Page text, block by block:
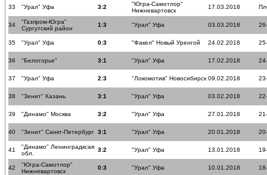
33 "Урал" Уфа 3:2
"Югра-Самотлор"
Нижневартовск
17.03.2018
34
"Газпром-Югра"
Сургутский район
1:3 "Урал" Уфа 03.03.2018
35 "Урал" Уфа 0:3 "Факел" Новый Уренгой 24.02.2018
36 "Белогорье" 3:1 "Урал" Уфа 17.02.2018
37 "Урал" Уфа 2:3 "Локомотив" Новосибирск 09.02.2018
38 "Зенит" Казань 3:1 "Урал" Уфа 03.02.2018
39 "Динамо" Москва 3:2 "Урал" Уфа 27.01.2018
40 "Зенит" Санкт-Петербург 3:1 "Урал" Уфа 20.01.2018
41
"Динамо" Ленинградксая
обл.
3:2 "Урал" Уфа 13.01.2018
42
"Югра-Самотлор"
Нижневартовск
0:3 "Урал" Уфа 10.01.2018